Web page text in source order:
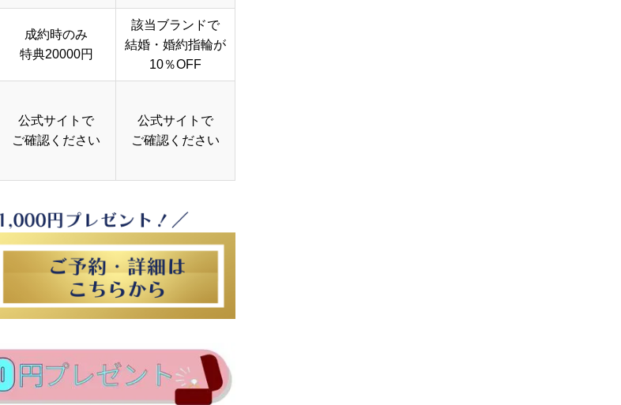
成約時のみ
特典20000円
該当ブランドで
結婚・婚約指輪が
10％OFF
公式サイトで
ご確認ください
公式サイトで
ご確認ください